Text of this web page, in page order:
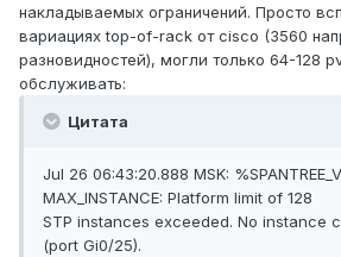
накладываемых ограничений. Просто
вариациях top-of-rack от cisco (3560
разновидностей), могли только 64-128
обслуживать:
Цитата
Jul 26 06:43:20.888 MSK:
MAX_INSTANCE: Platform limit of 128
STP instances exceeded. No instance
(port Gi0/25).